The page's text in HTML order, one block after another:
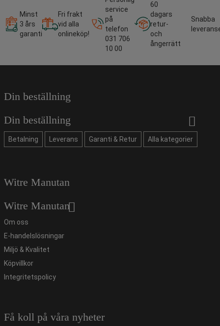
Minst
3 års
garanti
Fri frakt
vid alla
onlineköp!
service
på
telefon
031 706
10 00
60
dagars
retur-
och
ångerrätt
Snabba
Din beställning
Din beställning
Betalning Leverans Garanti & Retur Alla kategorier
Witre Manutan
Witre Manutan
Om oss
E-handelslösningar
Miljö & Kvalitet
Köpvillkor
Integritetspolicy
Få koll på våra nyheter